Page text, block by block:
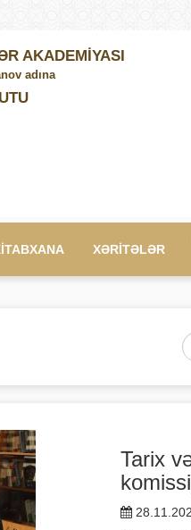
AKADEMİYASI
adına
XƏRİTƏLƏR
Tarix